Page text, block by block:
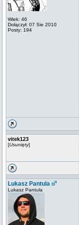
Wiek: 46
Dołączył: 07 Sie 2010
Posty: 194
vitek123
[Usunięty]
Lukasz Pantula
Lukasz Pantula